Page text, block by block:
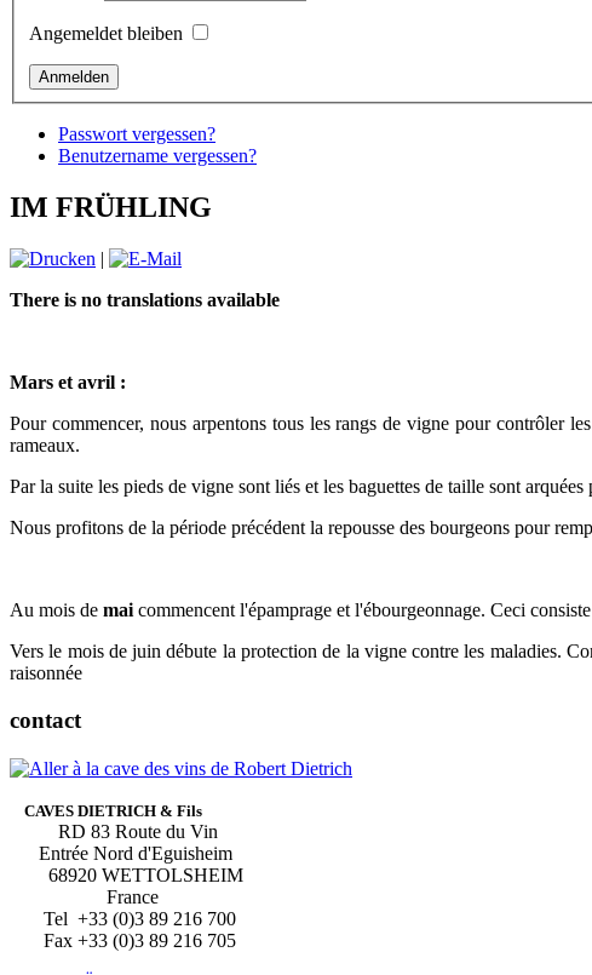
Angemeldet bleiben
Passwort vergessen?
Benutzername vergessen?
IM FRÜHLING
|
There is no translations available
Mars et avril :
Pour commencer, nous arpentons tous les rangs de vigne pour contrôler
rameaux.
Par la suite les pieds de vigne sont liés et les baguettes de taille sont
Nous profitons de la période précédent la repousse des bourgeons pour
Au mois de mai commencent l'épamprage et l'ébourgeonnage. Ceci
Vers le mois de juin débute la protection de la vigne contre les maladies.
raisonnée
contact
CAVES DIETRICH & Fils
RD 83 Route du Vin
Entrée Nord d'Eguisheim
68920 WETTOLSHEIM
France
Tel +33 (0)3 89 216 700
Fax +33 (0)3 89 216 705